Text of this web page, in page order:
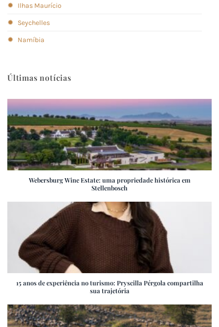
✹ Ilhas Maurício
✹ Seychelles
✹ Namíbia
Últimas notícias
Webersburg Wine Estate: uma propriedade histórica em
Stellenbosch
15 anos de experiência no turismo: Pryscilla Pérgola compartilha
sua trajetória